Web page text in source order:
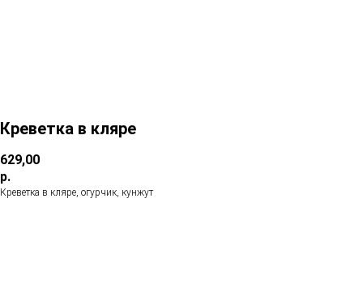
Креветка в кляре
629,00
р.
Креветка в кляре, огурчик, кунжут